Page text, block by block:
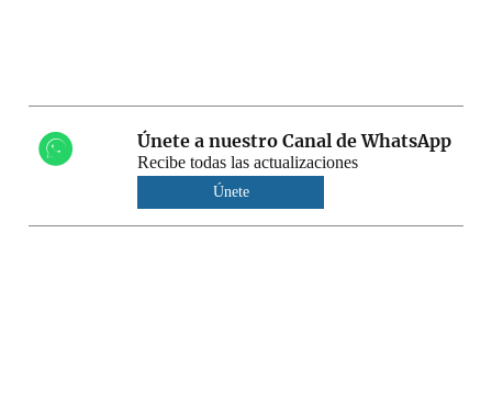
Únete a nuestro Canal de WhatsApp
Recibe todas las actualizaciones
Únete